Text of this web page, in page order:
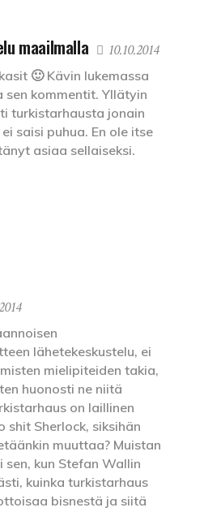
maailmalla 10.10.2014
🙂 Kävin lukemassa
sen kommentit. Yllätyin
turkistarhausta jonain
saisi puhua. En ole itse
asiaa sellaiseksi.
lähetekeskustelu, ei
mielipiteiden takia,
huonosti ne niitä
on laillinen
shit Sherlock, siksihän
muuttaa? Muistan
sen, kun Stefan Wallin
kuinka turkistarhaus
bisnestä ja siitä